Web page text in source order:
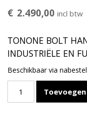
€ 2.490,00 incl btw
TONONE BOLT
INDUSTRIËLE EN
Beschikbaar via
BOLT